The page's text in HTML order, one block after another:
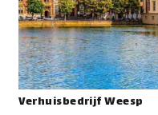
Verhuisbedrijf Weesp